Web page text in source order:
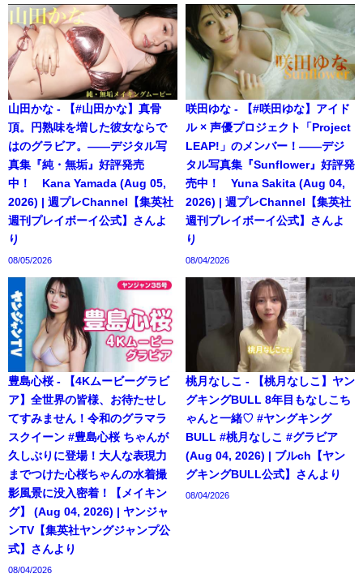
山田かな - 【#山田かな】真骨
頂。円熟味を増した彼女ならで
はのグラビア。――デジタル写
真集『純・無垢』好評発売
中！ Kana Yamada (Aug 05,
2026) | 週プレChannel【集英社
週刊プレイボーイ公式】さんよ
り
08/05/2026
咲田ゆな - 【#咲田ゆな】アイド
ル × 声優プロジェクト「Project
LEAP!」のメンバー！――デジ
タル写真集『Sunflower』好評発
売中！ Yuna Sakita (Aug 04,
2026) | 週プレChannel【集英社
週刊プレイボーイ公式】さんよ
り
08/04/2026
豊島心桜 - 【4Kムービーグラビ
ア】全世界の皆様、お待たせし
てすみません！令和のグラマラ
スクイーン #豊島心桜 ちゃんが
久しぶりに登場！大人な表現力
までつけた心桜ちゃんの水着撮
影風景に没入密着！【メイキン
グ】 (Aug 04, 2026) | ヤンジャ
ンTV【集英社ヤングジャンプ公
式】さんより
08/04/2026
桃月なしこ - 【桃月なしこ】ヤン
グキングBULL 8年目もなしこち
ゃんと一緒♡ #ヤングキング
BULL #桃月なしこ #グラビア
(Aug 04, 2026) | ブルch【ヤン
グキングBULL公式】さんより
08/04/2026